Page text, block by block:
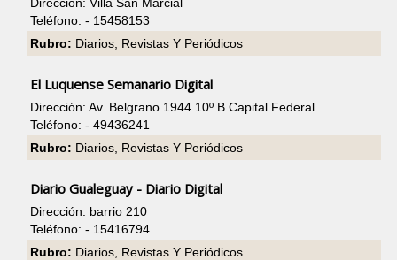
Teléfono: - 15458153
Rubro: Diarios, Revistas Y Periódicos
El Luquense Semanario Digital
Dirección: Av. Belgrano 1944 10º B Capital Federal
Teléfono: - 49436241
Rubro: Diarios, Revistas Y Periódicos
Diario Gualeguay - Diario Digital
Dirección: barrio 210
Teléfono: - 15416794
Rubro: Diarios, Revistas Y Periódicos